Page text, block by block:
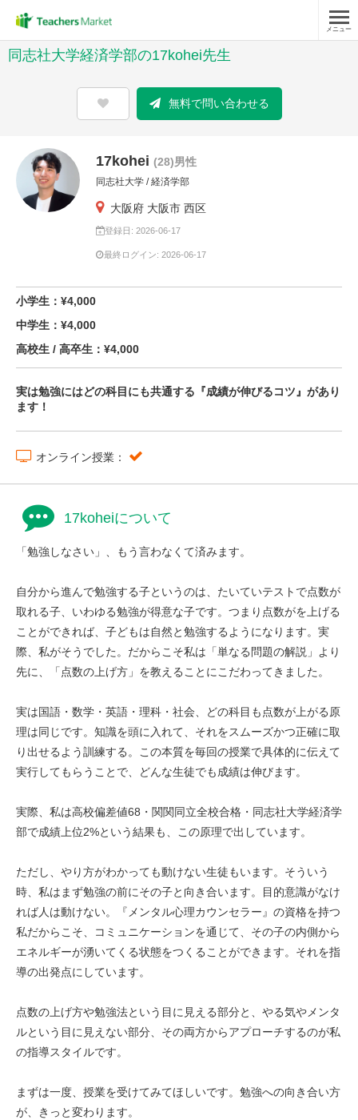
メニュー
同志社大学経済学部の17kohei先生
無料で問い合わせる
17kohei (28)男性
同志社大学 / 経済学部
大阪府 大阪市 西区
登録日: 2026-06-17
最終ログイン: 2026-06-17
小学生：¥4,000
中学生：¥4,000
高校生 / 高卒生：¥4,000
実は勉強にはどの科目にも共通する『成績が伸びるコツ』があり
ます！
オンライン授業：
17koheiについて
「勉強しなさい」、もう言わなくて済みます。
自分から進んで勉強する子というのは、たいていテストで点数が
取れる子、いわゆる勉強が得意な子です。つまり点数がを上げる
ことができれば、子どもは自然と勉強するようになります。実
際、私がそうでした。だからこそ私は「単なる問題の解説」より
先に、「点数の上げ方」を教えることにこだわってきました。
実は国語・数学・英語・理科・社会、どの科目も点数が上がる原
理は同じです。知識を頭に入れて、それをスムーズかつ正確に取
り出せるよう訓練する。この本質を毎回の授業で具体的に伝えて
実行してもらうことで、どんな生徒でも成績は伸びます。
実際、私は高校偏差値68・関関同立全校合格・同志社大学経済学
部で成績上位2%という結果も、この原理で出しています。
ただし、やり方がわかっても動けない生徒もいます。そういう
時、私はまず勉強の前にその子と向き合います。目的意識がなけ
れば人は動けない。『メンタル心理カウンセラー』の資格を持つ
私だからこそ、コミュニケーションを通じて、その子の内側から
エネルギーが湧いてくる状態をつくることができます。それを指
導の出発点にしています。
点数の上げ方や勉強法という目に見える部分と、やる気やメンタ
ルという目に見えない部分、その両方からアプローチするのが私
の指導スタイルです。
まずは一度、授業を受けてみてほしいです。勉強への向き合い方
が、きっと変わります。